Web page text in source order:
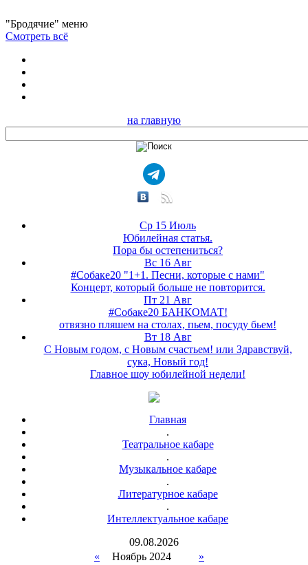
"Бродячие" меню
Смотреть всё
на главную
Ср 15 Июль
Юбилейная статья.
Пора бы остепениться?
Вс 16 Авг
#Собаке20 "1+1. Песни, которые с нами"
Концерт, который больше не повторится.
Пт 21 Авг
#Собаке20 БАНКОМАТ!
отвязно пляшем на столах, пьем, посуду бьем!
Вт 18 Авг
С Новым годом, с Новым счастьем! или Здравствуй,
сука, Новый год!
Главное шоу юбилейной недели!
Главная
.
Театральное кабаре
.
Музыкальное кабаре
.
Литературное кабаре
.
Интеллектуальное кабаре
09.08.2026
«
Ноябрь 2024
»